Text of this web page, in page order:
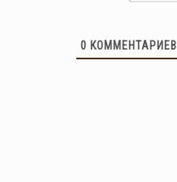
0 КОММЕНТАРИЕВ